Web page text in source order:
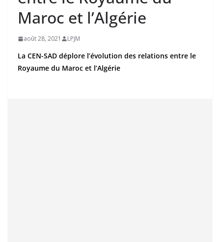
Maroc et l’Algérie
août 28, 2021 LPJM
La CEN-SAD déplore l’évolution des relations entre le
Royaume du Maroc et l’Algérie